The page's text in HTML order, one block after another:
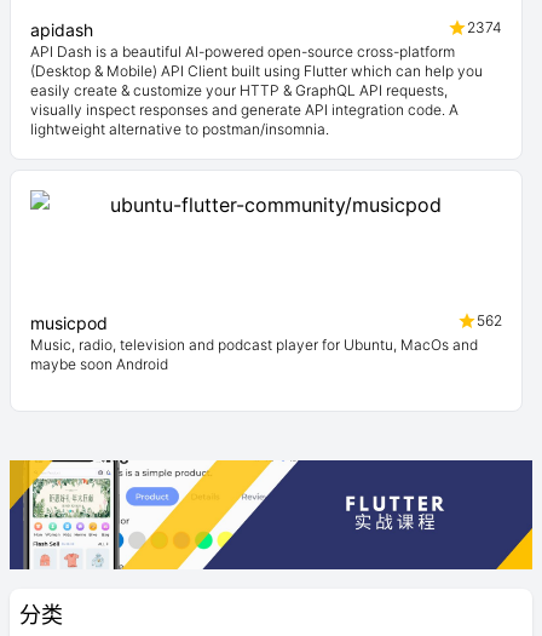
分类
apidash
2374
API Dash is a beautiful AI-powered open-source cross-platform
(Desktop & Mobile) API Client built using Flutter which can help you
easily create & customize your HTTP & GraphQL API requests,
visually inspect responses and generate API integration code. A
lightweight alternative to postman/insomnia.
musicpod
562
Music, radio, television and podcast player for Ubuntu, MacOs and
maybe soon Android